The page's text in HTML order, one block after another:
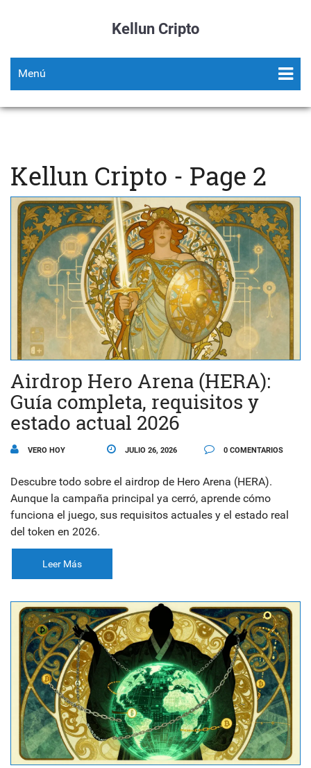
Kellun Cripto
Menú
Kellun Cripto - Page 2
Airdrop Hero Arena (HERA):
Guía completa, requisitos y
estado actual 2026
VERO HOY JULIO 26, 2026 0 COMENTARIOS
Descubre todo sobre el airdrop de Hero Arena (HERA).
Aunque la campaña principal ya cerró, aprende cómo
funciona el juego, sus requisitos actuales y el estado real
del token en 2026.
Leer Más